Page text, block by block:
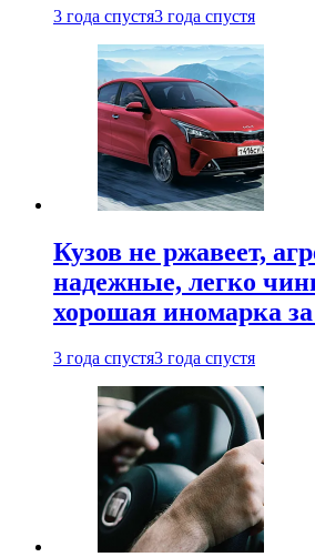
3 года спустя3 года спустя
Кузов не ржавеет,
надежные, легко
хорошая иномарка за
3 года спустя3 года спустя